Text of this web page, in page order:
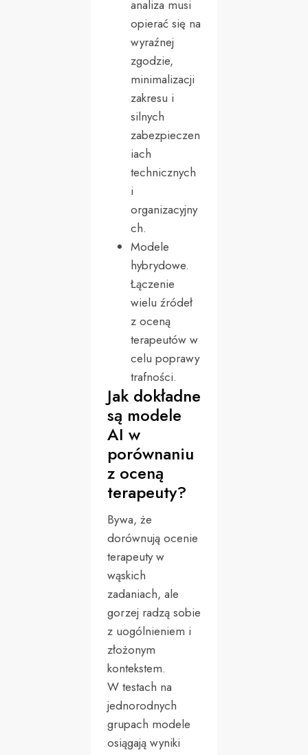
analiza musi
opierać się na
wyraźnej
zgodzie,
minimalizacji
zakresu i
silnych
zabezpieczen
iach
technicznych
i
organizacyjny
ch.
Modele
hybrydowe.
Łączenie
wielu źródeł
z oceną
terapeutów w
celu poprawy
trafności.
Jak dokładne
są modele
AI w
porównaniu
z oceną
terapeuty?
Bywa, że
dorównują ocenie
terapeuty w
wąskich
zadaniach, ale
gorzej radzą sobie
z uogólnieniem i
złożonym
kontekstem.
W testach na
jednorodnych
grupach modele
osiągają wyniki